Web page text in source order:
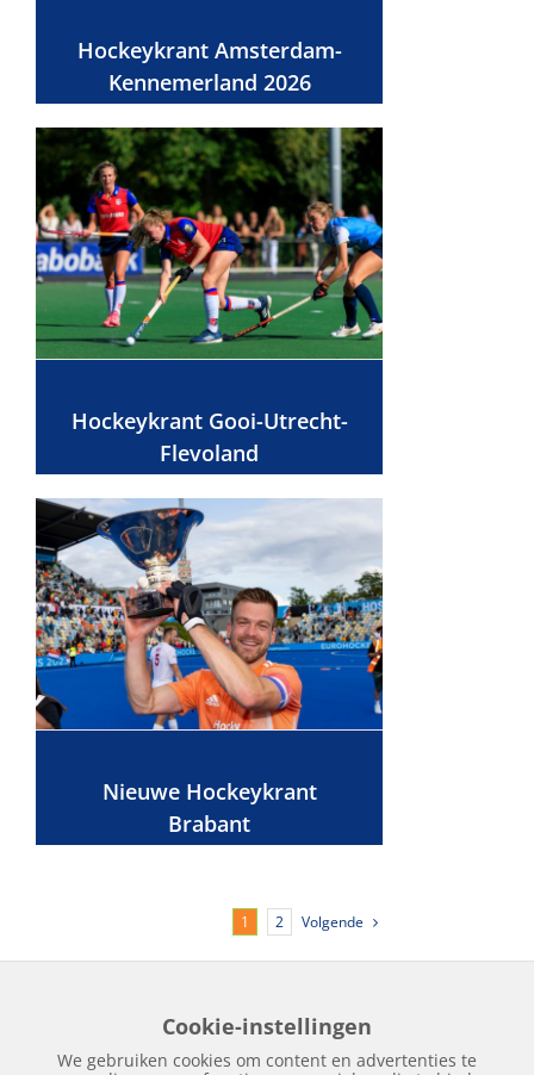
Hockeykrant Amsterdam-
Kennemerland 2026
Hockeykrant Gooi-Utrecht-
Flevoland
Nieuwe Hockeykrant
Brabant
1 2 Volgende
Over Hockeykrant Adverteren
Nieuws
Archief
Cookie-instellingen
We gebruiken cookies om content en advertenties te